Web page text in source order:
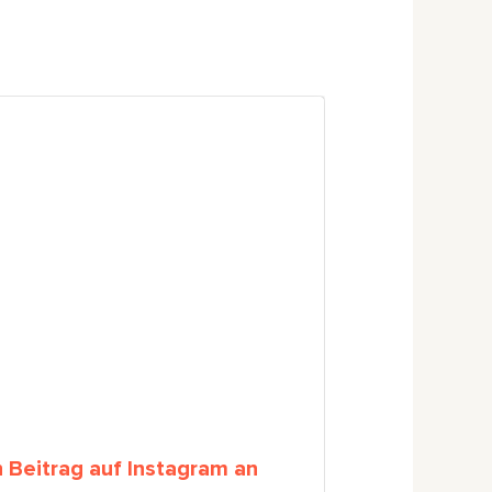
Beitrag auf Instagram an